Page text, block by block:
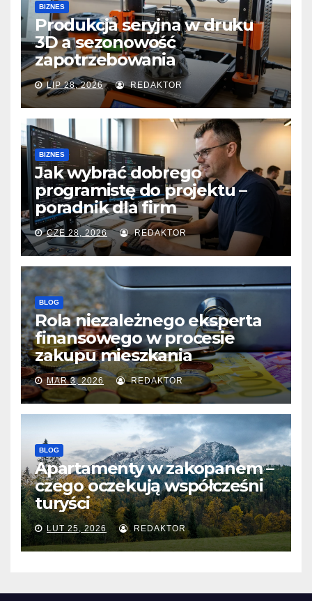
BIZNES
Produkcja seryjna w druku
3D a sezonowość
zapotrzebowania
LIP 28, 2026 REDAKTOR
BIZNES
Jak wybrać dobrego
programistę do projektu –
poradnik dla firm
CZE 28, 2026 REDAKTOR
BLOG
Rola niezależnego eksperta
finansowego w procesie
zakupu mieszkania
MAR 3, 2026 REDAKTOR
BLOG
Apartamenty w zakopanem –
czego oczekują współcześni
turyści
LUT 25, 2026 REDAKTOR